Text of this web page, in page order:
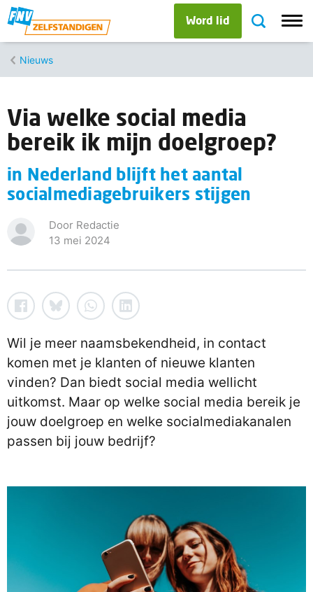
Word lid
Nieuws
Via welke social media
bereik ik mijn doelgroep?
in Nederland blijft het aantal
socialmediagebruikers stijgen
Door Redactie
13 mei 2024
Wil je meer naamsbekendheid, in contact
komen met je klanten of nieuwe klanten
vinden? Dan biedt social media wellicht
uitkomst. Maar op welke social media bereik je
jouw doelgroep en welke socialmediakanalen
passen bij jouw bedrijf?